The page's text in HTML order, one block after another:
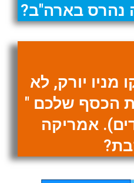
נהרס בארה"ב?
מניו יורק, לא
הכסף שלכם "
אמריקה